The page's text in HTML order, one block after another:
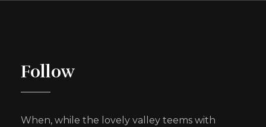
Follow
When, while the lovely valley teems with